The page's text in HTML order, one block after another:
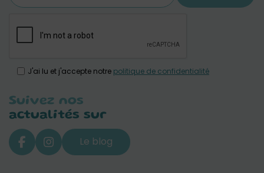
J'ai lu et j'accepte notre politique de confidentialité
Suivez nos
actualités sur
Le blog